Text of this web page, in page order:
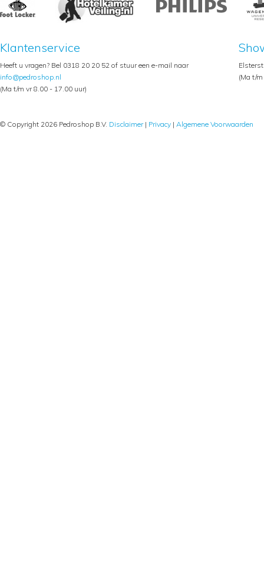
Klantenservice
Heeft u vragen? Bel 0318 20 20 52 of stuur een e-mail naar
info@pedroshop.nl
(Ma t/m vr 8.00 - 17.00 uur)
(Ma t/
© Copyright 2026 Pedroshop B.V. Disclaimer| Privacy | Algemene Voorwaarden